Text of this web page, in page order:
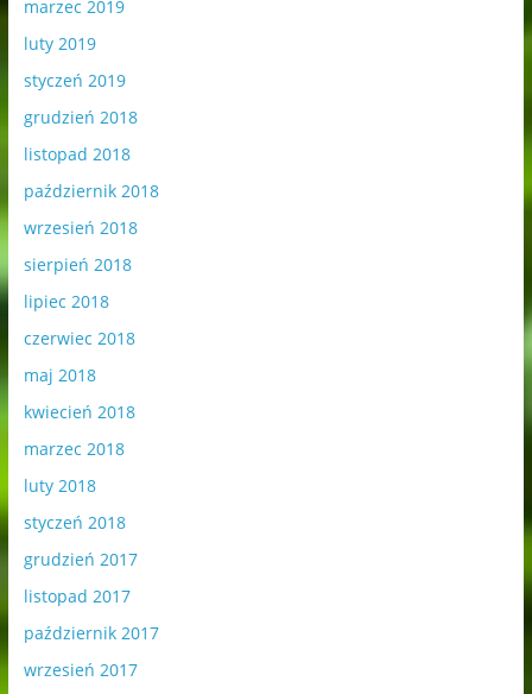
marzec 2019
luty 2019
styczeń 2019
grudzień 2018
listopad 2018
październik 2018
wrzesień 2018
sierpień 2018
lipiec 2018
czerwiec 2018
maj 2018
kwiecień 2018
marzec 2018
luty 2018
styczeń 2018
grudzień 2017
listopad 2017
październik 2017
wrzesień 2017